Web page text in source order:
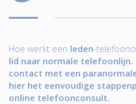
Hoe werkt een leden-
lid naar normale telefoonlijn.
contact met een
hier het eenvoudige
online telefoonconsult.